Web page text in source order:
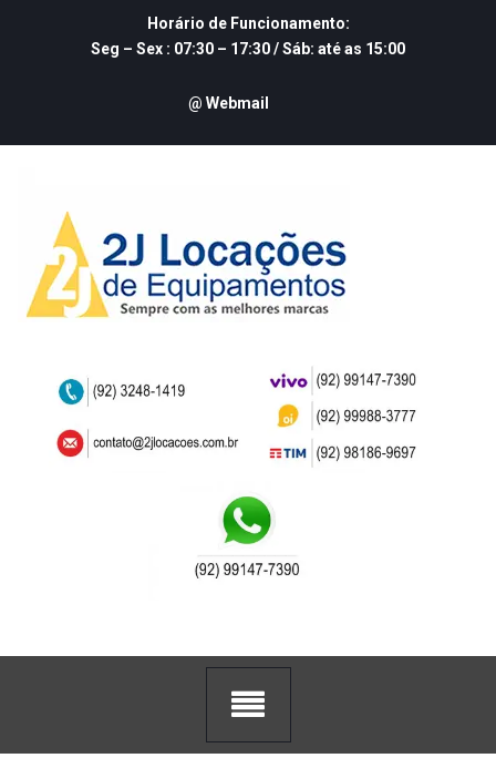
Horário de Funcionamento:
Seg – Sex : 07:30 – 17:30 / Sáb: até as 15:00
@ Webmail